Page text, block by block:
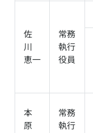
佐
川
恵一
常務
執行
役員
本
原
常務
執行